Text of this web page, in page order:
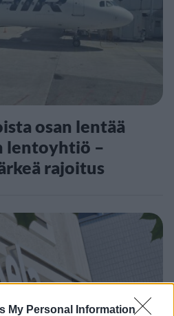
My Personal Information
osan lentää
lentoyhtiö –
rajoitus